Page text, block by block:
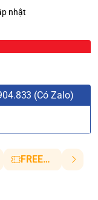
nhật
(Có Zalo)
FREESHIP10